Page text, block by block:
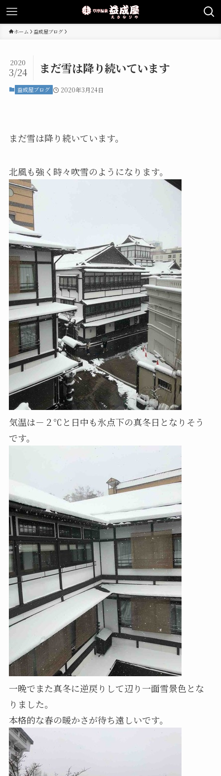
ホーム 益成屋ブログ
まだ雪は降り続いています
2020
3/24
益成屋ブログ 2020年3月24日
まだ雪は降り続いています。
北風も強く時々吹雪のようになります。
気温は－２℃と日中も氷点下の真冬日となりそう
です。
一晩でまた真冬に逆戻りして辺り一面雪景色とな
りました。
本格的な春の暖かさが待ち遠しいです。